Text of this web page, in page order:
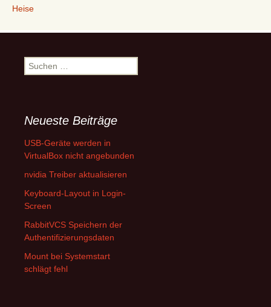
Heise
Suchen
nach:
Neueste Beiträge
USB-Geräte werden in
VirtualBox nicht angebunden
nvidia Treiber aktualisieren
Keyboard-Layout in Login-
Screen
RabbitVCS Speichern der
Authentifizierungsdaten
Mount bei Systemstart
schlägt fehl